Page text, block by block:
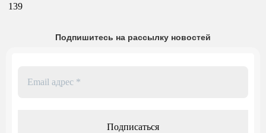
139
Подпишитесь на рассылку новостей